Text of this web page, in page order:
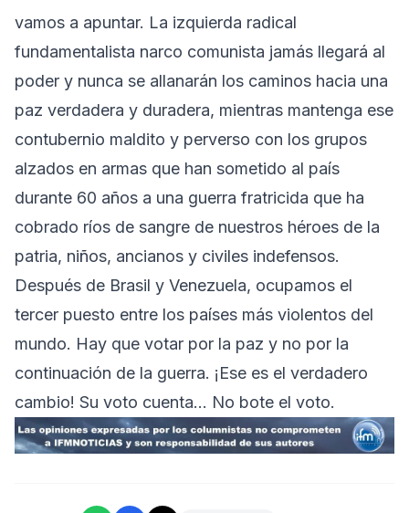
vamos a apuntar. La izquierda radical
fundamentalista narco comunista jamás llegará al
poder y nunca se allanarán los caminos hacia una
paz verdadera y duradera, mientras mantenga ese
contubernio maldito y perverso con los grupos
alzados en armas que han sometido al país
durante 60 años a una guerra fratricida que ha
cobrado ríos de sangre de nuestros héroes de la
patria, niños, ancianos y civiles indefensos.
Después de Brasil y Venezuela, ocupamos el
tercer puesto entre los países más violentos del
mundo. Hay que votar por la paz y no por la
continuación de la guerra. ¡Ese es el verdadero
cambio! Su voto cuenta… No bote el voto.